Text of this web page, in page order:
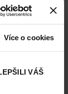
Více o cookies
VÁŠ
100% suchá
pokožku